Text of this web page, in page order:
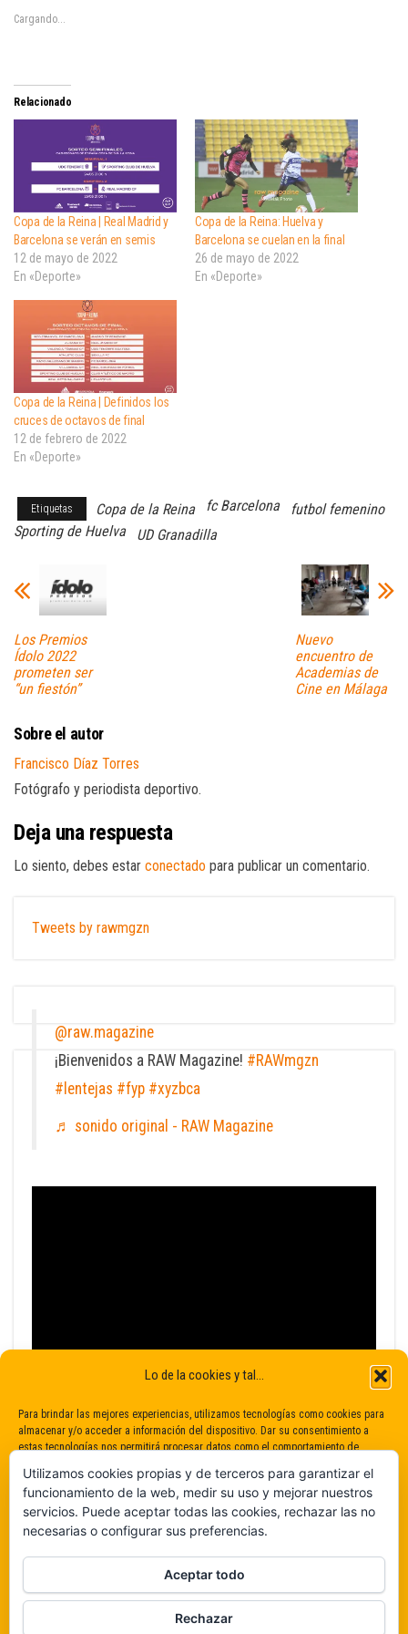
Lo de la cookies y tal...
Para brindar las mejores experiencias, utilizamos tecnologías como cookies para
almacenar y/o acceder a información del dispositivo. Dar su consentimiento a
estas tecnologías nos permitirá procesar datos como el comportamiento de
consentimiento puede afectar negativamente a determinadas características y
funciones.
De ninguna manera
Cargando...
Relacionado
Copa de la Reina | Real Madrid y
Barcelona se verán en semis
12 de mayo de 2022
En «Deporte»
Copa de la Reina: Huelva y
Barcelona se cuelan en la final
26 de mayo de 2022
En «Deporte»
Copa de la Reina | Definidos los
cruces de octavos de final
12 de febrero de 2022
En «Deporte»
Etiquetas Copa de la Reina fc Barcelona
futbol femenino
Sporting de Huelva
UD Granadilla
Los Premios
Ídolo 2022
prometen ser
“un fiestón”
Nuevo
encuentro de
Academias de
Cine en Málaga
Sobre el autor
Francisco Díaz Torres
Fotógrafo y periodista deportivo.
Deja una respuesta
Lo siento, debes estar conectado para publicar un comentario.
Tweets by rawmgzn
@raw.magazine
¡Bienvenidos a RAW Magazine! #RAWmgzn
#lentejas #fyp #xyzbca
♬ sonido original - RAW Magazine
Utilizamos cookies propias y de terceros para garantizar el
funcionamiento de la web, medir su uso y mejorar nuestros
servicios. Puede aceptar todas las cookies, rechazar las no
necesarias o configurar sus preferencias.
Aceptar todo
Rechazar